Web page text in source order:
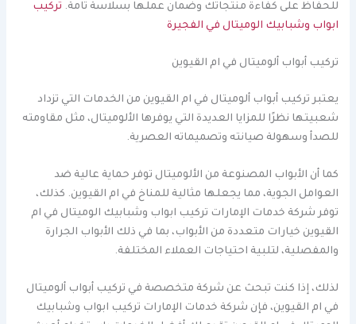
للحفاظ على كفاءة منتجاتك وضمان عملها بسلاسة تامة. تركيب
ابواب وشبابيك الوميتال في الفجيرة
تركيب أبواب ألوميتال في ام القيوين
يعتبر تركيب أبواب ألوميتال في ام القيوين من الخدمات التي تزداد
شعبيتها نظرًا للمزايا العديدة التي يوفرها الألوميتال، مثل مقاومته
للصدأ وسهولة صيانته وتصميماته العصرية.
كما أن الأبواب المصنوعة من الألوميتال توفر حماية عالية ضد
العوامل الجوية، مما يجعلها مثالية للمناخ في ام القيوين. كذلك،
توفر شركة خدمات الإمارات تركيب ابواب وشبابيك الوميتال في ام
القيوين خيارات متعددة من الأبواب، بما في ذلك الأبواب الجرارة
والمفصلية، لتلبية احتياجات العملاء المختلفة.
لذلك، إذا كنت تبحث عن شركة متخصصة في تركيب أبواب ألوميتال
في ام القيوين، فإن شركة خدمات الإمارات تركيب ابواب وشبابيك